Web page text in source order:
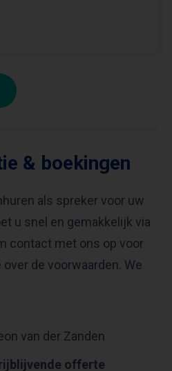
& boekingen
als spreker voor uw
u snel en gemakkelijk via
contact met ons op voor
de voorwaarden. We
van der Zanden
offerte